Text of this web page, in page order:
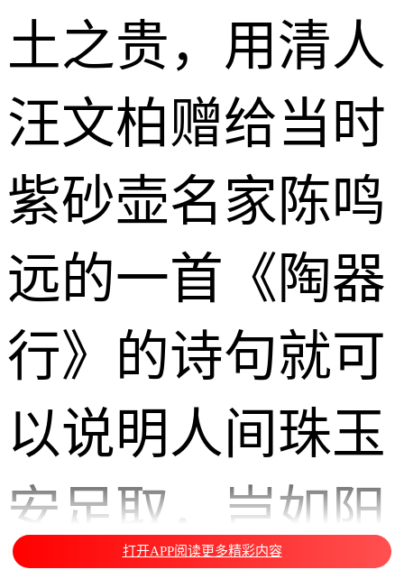
土之贵，用清人
汪文柏赠给当时
紫砂壶名家陈鸣
远的一首《陶器
行》的诗句就可
以说明人间珠玉
安足取，岂如阳
打开APP阅读更多精彩内容